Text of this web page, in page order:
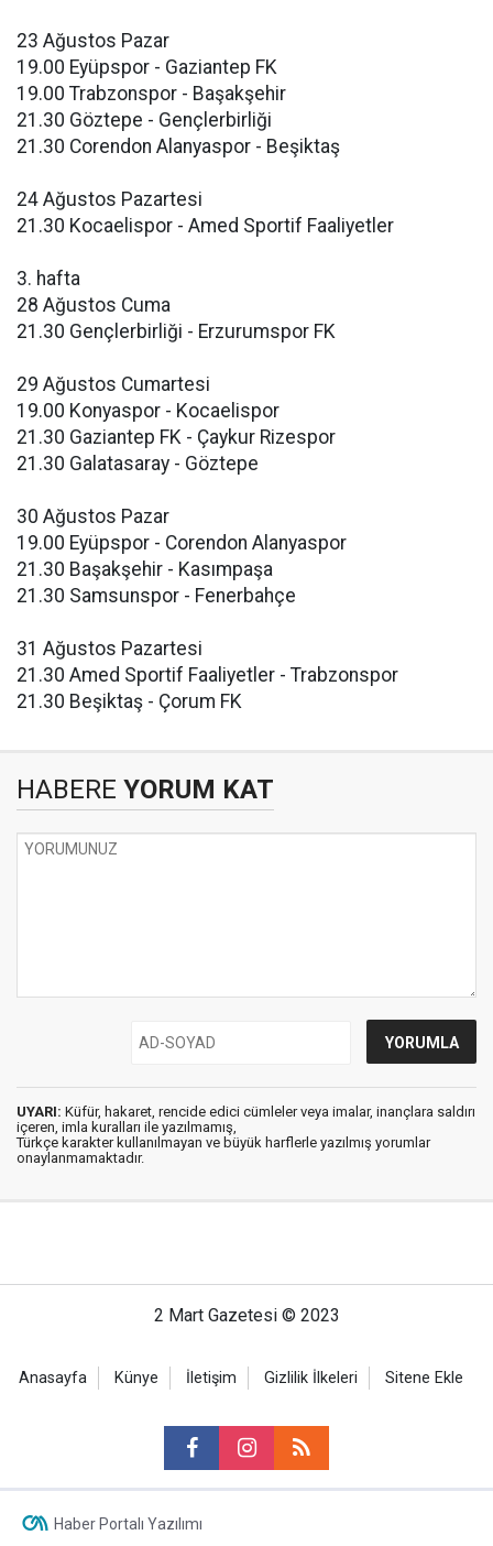
23 Ağustos Pazar
19.00 Eyüpspor - Gaziantep FK
19.00 Trabzonspor - Başakşehir
21.30 Göztepe - Gençlerbirliği
21.30 Corendon Alanyaspor - Beşiktaş
24 Ağustos Pazartesi
21.30 Kocaelispor - Amed Sportif Faaliyetler
3. hafta
28 Ağustos Cuma
21.30 Gençlerbirliği - Erzurumspor FK
29 Ağustos Cumartesi
19.00 Konyaspor - Kocaelispor
21.30 Gaziantep FK - Çaykur Rizespor
21.30 Galatasaray - Göztepe
30 Ağustos Pazar
19.00 Eyüpspor - Corendon Alanyaspor
21.30 Başakşehir - Kasımpaşa
21.30 Samsunspor - Fenerbahçe
31 Ağustos Pazartesi
21.30 Amed Sportif Faaliyetler - Trabzonspor
21.30 Beşiktaş - Çorum FK
HABERE YORUM KAT
UYARI: Küfür, hakaret, rencide edici cümleler veya imalar, inançlara saldırı
içeren, imla kuralları ile yazılmamış,
Türkçe karakter kullanılmayan ve büyük harflerle yazılmış yorumlar
onaylanmamaktadır.
2 Mart Gazetesi © 2023
Anasayfa Künye İletişim Gizlilik İlkeleri Sitene Ekle
Haber Portalı Yazılımı